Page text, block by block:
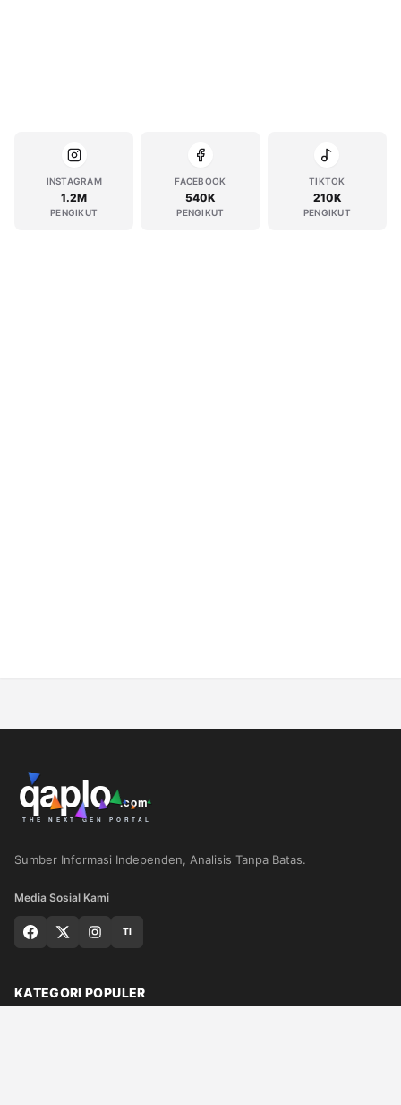
INSTAGRAM
1.2M
PENGIKUT
FACEBOOK
540K
PENGIKUT
TIKTOK
210K
PENGIKUT
Sumber Informasi Independen, Analisis Tanpa Batas.
Media Sosial Kami
TI
KATEGORI POPULER